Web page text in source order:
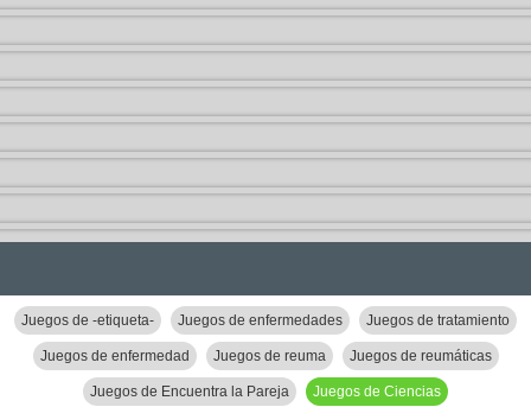
Juegos de -etiqueta- Juegos de enfermedades Juegos de tratamiento
Juegos de enfermedad Juegos de reuma Juegos de reumáticas
Juegos de Encuentra la Pareja Juegos de Ciencias